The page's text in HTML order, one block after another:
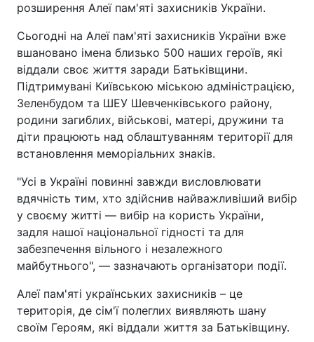
розширення Алеї пам'яті захисників України.
Сьогодні на Алеї пам'яті захисників України вже
вшановано імена близько 500 наших героїв, які
віддали своє життя заради Батьківщини.
Підтримувані Київською міською адміністрацією,
Зеленбудом та ШЕУ Шевченківського району,
родини загиблих, військові, матері, дружини та
діти працюють над облаштуванням території для
встановлення меморіальних знаків.
"Усі в Україні повинні завжди висловлювати
вдячність тим, хто здійснив найважливіший вибір
у своєму житті — вибір на користь України,
задля нашої національної гідності та для
забезпечення вільного і незалежного
майбутнього", — зазначають організатори події.
Алеї пам'яті українських захисників – це
територія, де сім'ї полеглих виявляють шану
своїм Героям, які віддали життя за Батьківщину.